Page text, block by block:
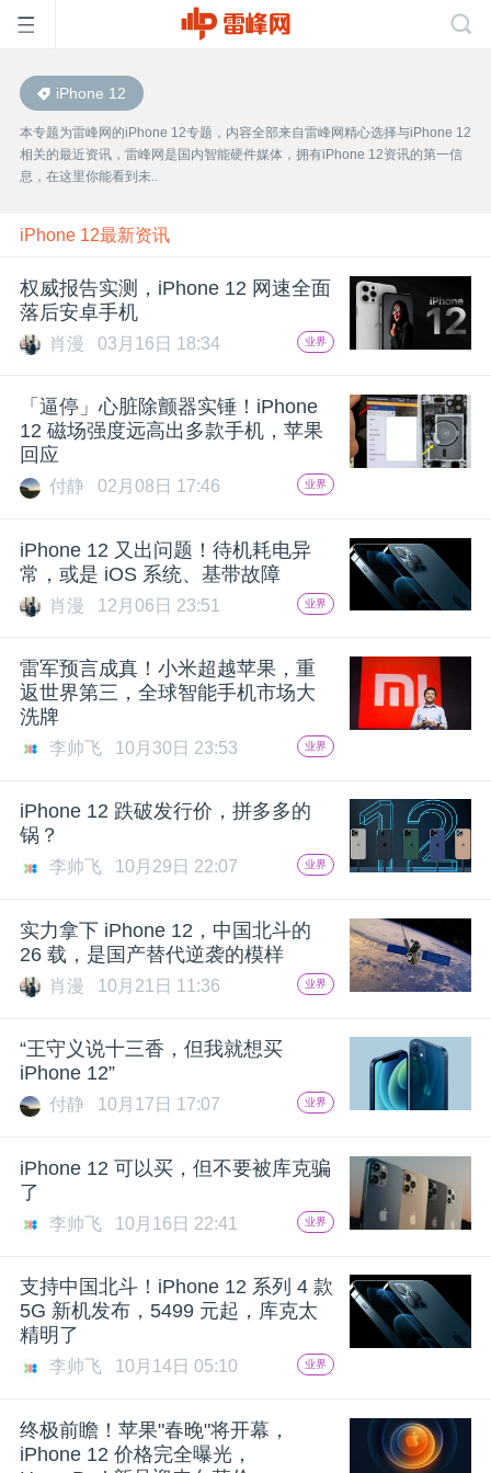
首
页
雷
峰
公
开
课
动
中
心
爱
机
iPhone 12
本专题为雷峰网的iPhone 12专题，内容全部来自雷峰网精心选择与iPhone 12
相关的最近资讯，雷峰网是国内智能硬件媒体，拥有iPhone 12资讯的第一信
息，在这里你能看到未..
iPhone 12最新资讯
权威报告实测，iPhone 12 网速全面
落后安卓手机
肖漫 03月16日 18:34 业界
「逼停」心脏除颤器实锤！iPhone
12 磁场强度远高出多款手机，苹果
回应
付静 02月08日 17:46 业界
iPhone 12 又出问题！待机耗电异
常，或是 iOS 系统、基带故障
肖漫 12月06日 23:51 业界
雷军预言成真！小米超越苹果，重
返世界第三，全球智能手机市场大
洗牌
李帅飞 10月30日 23:53 业界
iPhone 12 跌破发行价，拼多多的
锅？
李帅飞 10月29日 22:07 业界
实力拿下 iPhone 12，中国北斗的
26 载，是国产替代逆袭的模样
肖漫 10月21日 11:36 业界
“王守义说十三香，但我就想买
iPhone 12”
付静 10月17日 17:07 业界
iPhone 12 可以买，但不要被库克骗
了
李帅飞 10月16日 22:41 业界
支持中国北斗！iPhone 12 系列 4 款
5G 新机发布，5499 元起，库克太
精明了
李帅飞 10月14日 05:10 业界
终极前瞻！苹果"春晚"将开幕，
iPhone 12 价格完全曝光，